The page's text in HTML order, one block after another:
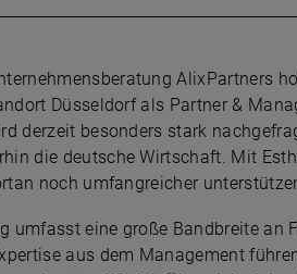
AlixPartners
Düsseldorf als Partner &
derzeit besonders stark
die deutsche Wirtschaft. Mit
noch umfangreicher
umfasst eine große Bandbreite an
aus dem Management